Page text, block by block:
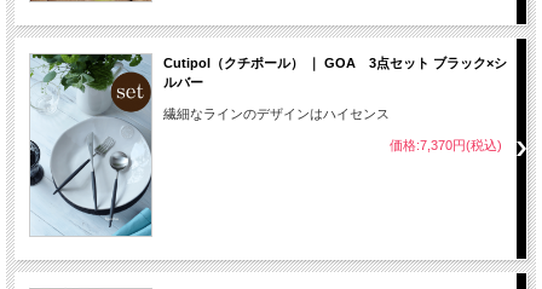
Cutipol（クチポール） ｜ GOA 3点セット ブラック×シ
ルバー
繊細なラインのデザインはハイセンス
価格:7,370円(税込)